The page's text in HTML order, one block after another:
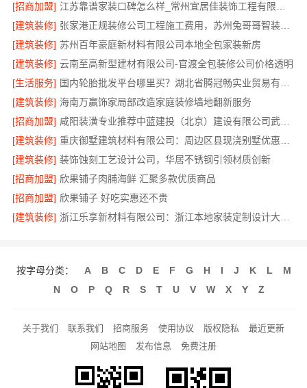
[招商加盟]
[建筑装修]
张家港正规装修公司工程施工费用，苏州兔哥哥智装透明报价
[建筑装修] 苏州百年豪庭新材料有限公司本地全包家装新房
[建筑装修] 云南至高新型建材有限公司-官渡全包装修公司价格透明
[生活服务]
[建筑装修] 海南万赢饰家局部改造家庭装修墙地翻新服务
[招商加盟]
咸阳装潢专业推荐中蓝建投（北京）建设有限公司武功分公司
[建筑装修]
[建筑装修] 装饰蚀刻工艺设计公司，华居不锈钢引领材质创新
[招商加盟] 欣果铺子肉脯海鲜 汇聚多款优质商品
[招商加盟] 欣果铺子 好吃实惠还不贵
[建筑装修]
浙江乐享新材料有限公司：浙江本地家装定制设计大概报价
按字母分类： A B C D E F G H I J K L
M
N
O P Q R S T U V W X Y Z
关于我们 联系我们 招商服务 使用协议 版权隐私
最近更新
网站地图
发布信息 免费注册